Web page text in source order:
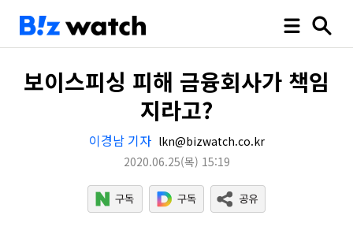
보이스피싱 피해 금융회사가 책임
지라고?
이경남 기자 lkn@bizwatch.co.kr
2020.06.25(목) 15:19